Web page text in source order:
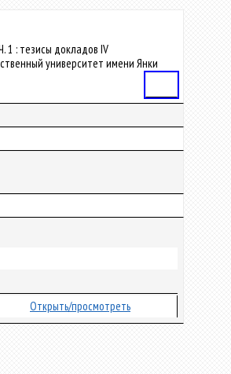
1 : тезисы докладов IV
университет имени Янки
Открыть/просмотреть